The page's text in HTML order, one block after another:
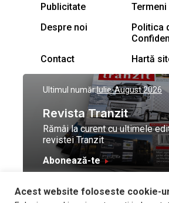
Publicitate
Despre noi
Politica
Contact
Hartă
Ultimul număr:Iulie-August 2026
Revista Tranzit
Rămâi la curent cu ultimele
revistei Tranzit
Abonează-te
© Toate drepturile
Acest website foloseste cookie-